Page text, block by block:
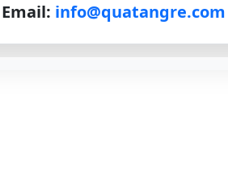
Email: info@quatangre.com